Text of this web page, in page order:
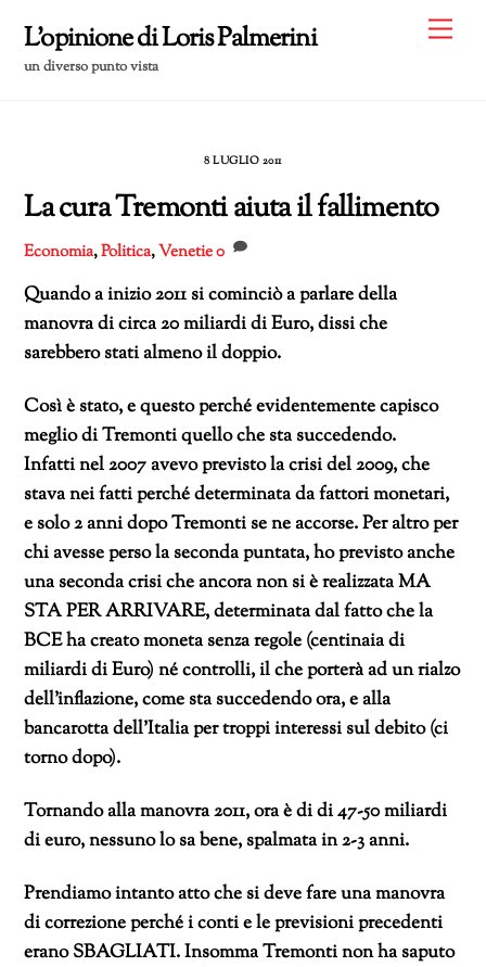
content
L'opinione di Loris Palmerini
un diverso punto vista
8 LUGLIO 2011
La cura Tremonti aiuta il fallimento
Economia,Politica,Venetie0
Quando a inizio 2011 si cominciò a parlare della
manovra di circa 20 miliardi di Euro, dissi che
sarebbero stati almeno il doppio.
Così è stato, e questo perché evidentemente capisco
meglio di Tremonti quello che sta succedendo.
Infatti nel 2007 avevo previsto la crisi del 2009, che
stava nei fatti perché determinata da fattori monetari,
e solo 2 anni dopo Tremonti se ne accorse. Per altro per
chi avesse perso la seconda puntata, ho previsto anche
una seconda crisi che ancora non si è realizzata MA
STA PER ARRIVARE, determinata dal fatto che la
BCE ha creato moneta senza regole (centinaia di
miliardi di Euro) né controlli, il che porterà ad un rialzo
dell’inflazione, come sta succedendo ora, e alla
bancarotta dell’Italia per troppi interessi sul debito (ci
torno dopo).
Tornando alla manovra 2011, ora è di di 47-50 miliardi
di euro, nessuno lo sa bene, spalmata in 2-3 anni.
Prendiamo intanto atto che si deve fare una manovra
di correzione perché i conti e le previsioni precedenti
erano SBAGLIATI. Insomma Tremonti non ha saputo